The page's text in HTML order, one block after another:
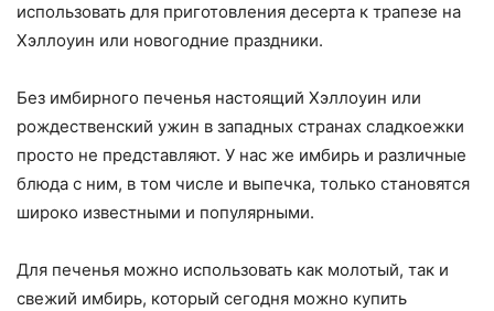
использовать для приготовления десерта к трапезе на
Хэллоуин или новогодние праздники.
Без имбирного печенья настоящий Хэллоуин или
рождественский ужин в западных странах сладкоежки
просто не представляют. У нас же имбирь и различные
блюда с ним, в том числе и выпечка, только становятся
широко известными и популярными.
Для печенья можно использовать как молотый, так и
свежий имбирь, который сегодня можно купить